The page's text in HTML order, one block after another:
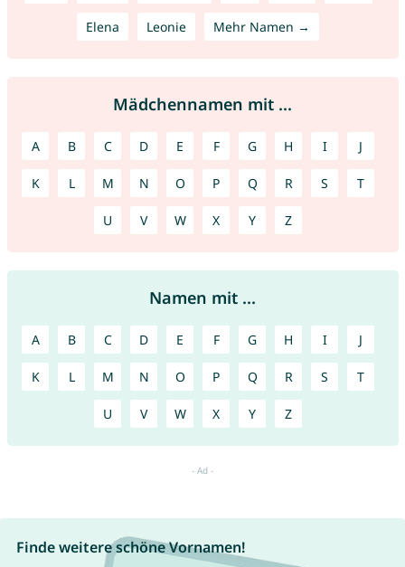
Elena Leonie Mehr Namen →
Mädchennamen mit ...
A B C D E F G H I J
K L M N O P Q R S T
U V W X Y Z
Namen mit ...
A B C D E F G H I J
K L M N O P Q R S T
U V W X Y Z
Finde weitere schöne Vornamen!